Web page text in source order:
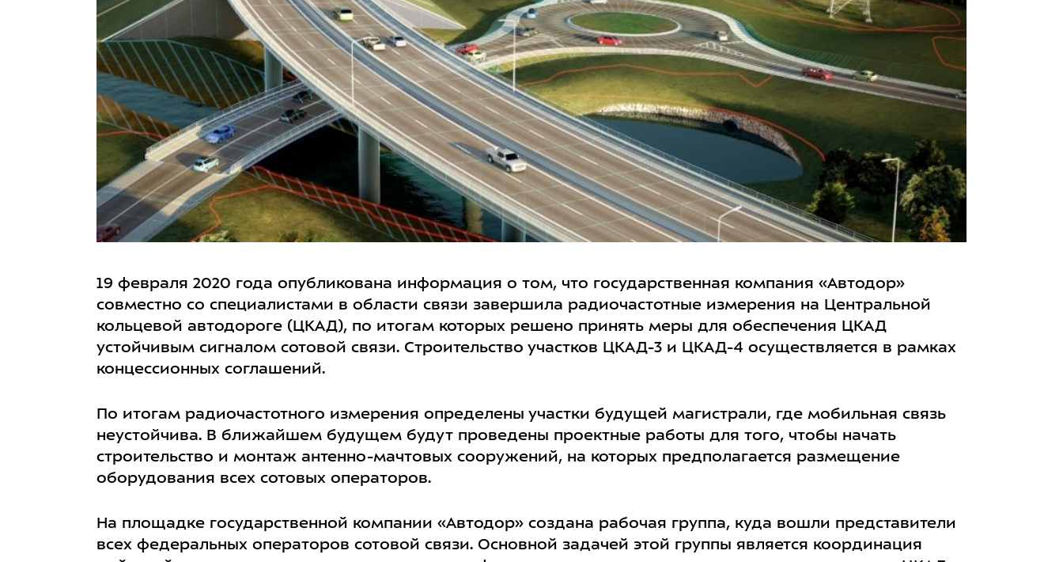
19 февраля 2020 года опубликована информация о том, что государственная компания «Автодор»
совместно со специалистами в области связи завершила радиочастотные измерения на Центральной
кольцевой автодороге (ЦКАД), по итогам которых решено принять меры для обеспечения ЦКАД
устойчивым сигналом сотовой связи. Строительство участков ЦКАД-3 и ЦКАД-4 осуществляется в рамках
концессионных соглашений.
По итогам радиочастотного измерения определены участки будущей магистрали, где мобильная связь
неустойчива. В ближайшем будущем будут проведены проектные работы для того, чтобы начать
строительство и монтаж антенно-мачтовых сооружений, на которых предполагается размещение
оборудования всех сотовых операторов.
На площадке государственной компании «Автодор» создана рабочая группа, куда вошли представители
всех федеральных операторов сотовой связи. Основной задачей этой группы является координация